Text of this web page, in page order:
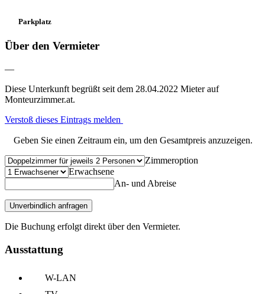
Parkplatz
Über den Vermieter
—
Diese Unterkunft begrüßt seit dem 28.04.2022 Mieter auf
Monteurzimmer.at.
Verstoß dieses Eintrags melden
Geben Sie einen Zeitraum ein, um den Gesamtpreis anzuzeigen.
Zimmeroption
Erwachsene
An- und Abreise
Unverbindlich anfragen
Die Buchung erfolgt direkt über den Vermieter.
Ausstattung
W-LAN